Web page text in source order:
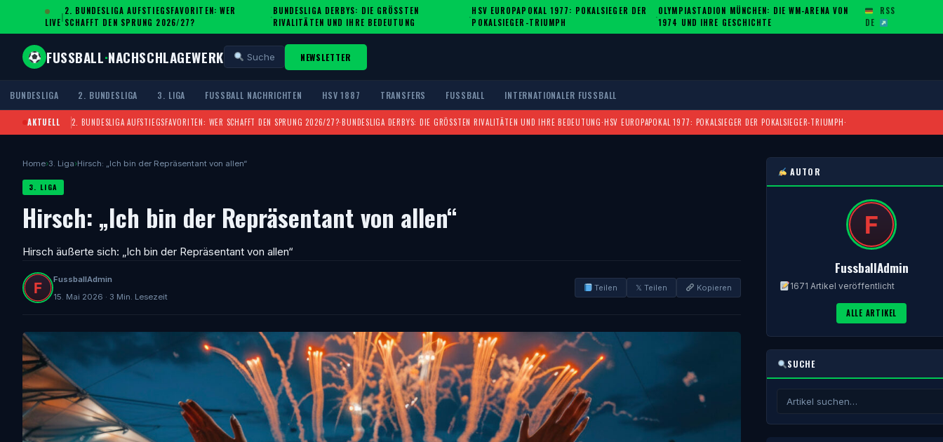
LIVE
|
2. BUNDESLIGA AUFSTIEGSFAVORITEN: WER
SCHAFFT DEN SPRUNG 2026/27?
·
BUNDESLIGA DERBYS: DIE GRÖSSTEN R
IVALITÄTEN UND IHRE BEDEUTUNG
·
HSV EUROPAPOKAL 1977: POKALSIEGER DER
POKALSIEGER-TRIUMPH
·
OLYMPIASTADION MÜNCHEN: DIE WM-ARENA VON
1974 UND IHRE GESCHICHTE
DE
RSS
FUSSBALL·NACHSCHLAGEWERK Suche NEWSLETTER
BUNDESLIGA 2. BUNDESLIGA 3. LIGA FUSSBALL NACHRICHTEN HSV 1887 TRANSFERS FUSSBALL INTERNATIONALER FUSSBALL
AKTUELL 2. BUNDESLIGA AUFSTIEGSFAVORITEN: WER SCHAFFT DEN SPRUNG 2026/27?·BUNDESLIGA DERBYS: DIE GRÖSSTEN RIVALITÄTEN UND IHRE BEDEUTUNG ·HSV EUROPAPOKAL 1977: POKALSIEGER DER POKALSIEGER-TRIUMPH·
Home›3. Liga›Hirsch: „Ich bin der Repräsentant von allen“
3. LIGA
Hirsch: „Ich bin der Repräsentant von allen“
Hirsch äußerte sich: „Ich bin der Repräsentant von allen“
FussballAdmin
15. Mai 2026 · 3 Min. Lesezeit
Teilen 𝕏 Teilen Kopieren
AUTOR
FussballAdmin
1671 Artikel veröffentlicht
ALLE ARTIKEL
SUCHE